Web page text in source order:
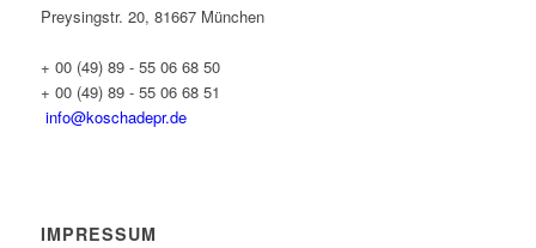
Preysingstr. 20, 81667 München
+ 00 (49) 89 - 55 06 68 50
+ 00 (49) 89 - 55 06 68 51
info@koschadepr.de
IMPRESSUM